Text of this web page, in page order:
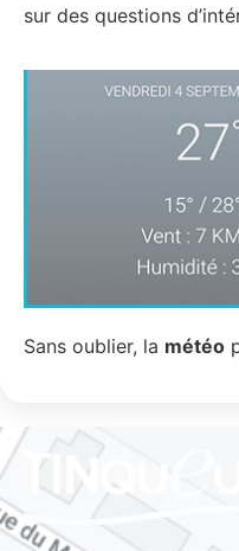
sur des questions
Sans oublier, la météo